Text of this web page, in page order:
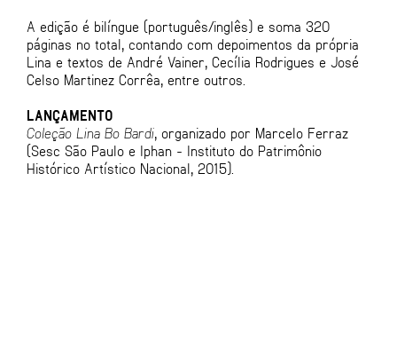
A edição é bilíngue (português/inglês) e soma 320
páginas no total, contando com depoimentos da própria
Lina e textos de André Vainer, Cecília Rodrigues e José
Celso Martinez Corrêa, entre outros.
LANÇAMENTO
Coleção Lina Bo Bardi, organizado por Marcelo Ferraz
(Sesc São Paulo e Iphan - Instituto do Patrimônio
Histórico Artístico Nacional, 2015).